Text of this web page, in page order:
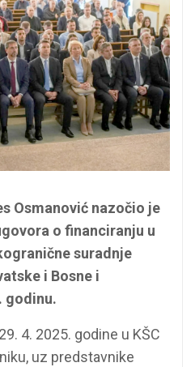
Osmanović nazočio je
o financiranju u
suradnje
i Bosne i
godinu.
4. 2025. godine u KŠC
uz predstavnike